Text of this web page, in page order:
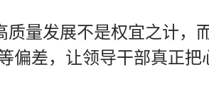
量发展不是权宜之计，
偏差，让领导干部真正